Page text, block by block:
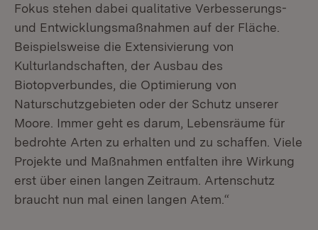
Fokus stehen dabei qualitative Verbesserungs-
und Entwicklungsmaßnahmen auf der Fläche.
Beispielsweise die Extensivierung von
Kulturlandschaften, der Ausbau des
Biotopverbundes, die Optimierung von
Naturschutzgebieten oder der Schutz unserer
Moore. Immer geht es darum, Lebensräume für
bedrohte Arten zu erhalten und zu schaffen. Viele
Projekte und Maßnahmen entfalten ihre Wirkung
erst über einen langen Zeitraum. Artenschutz
braucht nun mal einen langen Atem.“